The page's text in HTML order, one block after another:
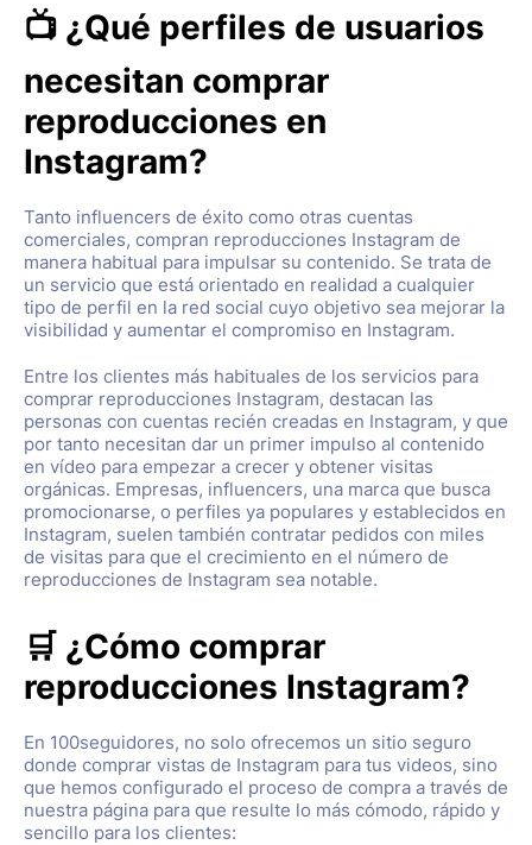
📺 ¿Qué perfiles de usuarios
necesitan comprar
reproducciones en
Instagram?
Tanto influencers de éxito como otras cuentas
comerciales, compran reproducciones Instagram de
manera habitual para impulsar su contenido. Se trata de
un servicio que está orientado en realidad a cualquier
tipo de perfil en la red social cuyo objetivo sea mejorar la
visibilidad y aumentar el compromiso en Instagram.
Entre los clientes más habituales de los servicios para
comprar reproducciones Instagram, destacan las
personas con cuentas recién creadas en Instagram, y que
por tanto necesitan dar un primer impulso al contenido
en vídeo para empezar a crecer y obtener visitas
orgánicas. Empresas, influencers, una marca que busca
promocionarse, o perfiles ya populares y establecidos en
Instagram, suelen también contratar pedidos con miles
de visitas para que el crecimiento en el número de
reproducciones de Instagram sea notable.
🛒 ¿Cómo comprar
reproducciones Instagram?
En 100seguidores, no solo ofrecemos un sitio seguro
donde comprar vistas de Instagram para tus videos, sino
que hemos configurado el proceso de compra a través de
nuestra página para que resulte lo más cómodo, rápido y
sencillo para los clientes: